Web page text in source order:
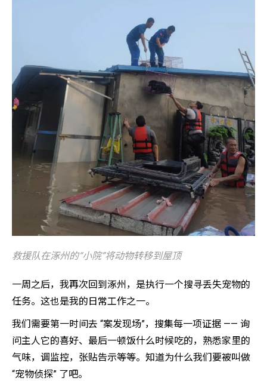
救援队在涿州的“小院”将动物转移到屋顶
一周之后，我再次回到涿州，是执行一个搜寻丢失宠物的
任务。这也是我的日常工作之一。
我们需要第一时间去 “案发现场”，搜集每一项证据 —— 询
问主人它的喜好、最后一顿饭什么时候吃的，熟悉家里的
气味，调监控，张贴告示等等。知道为什么我们要被叫做
“宠物侦探” 了吧。